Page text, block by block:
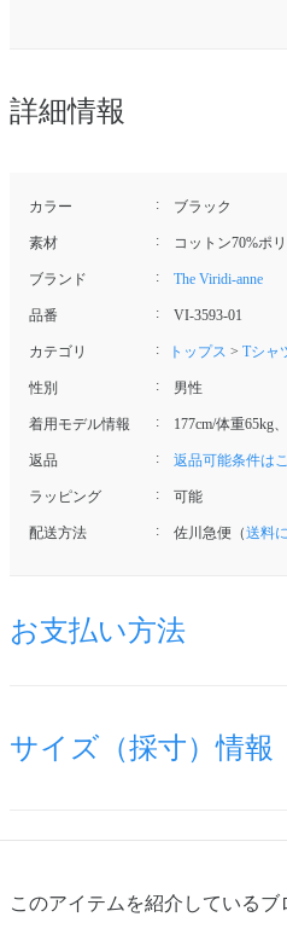
詳細情報
カラー ブラック
素材 コットン70%ポ
ブランド The Viridi-anne
品番 VI-3593-01
カテゴリ トップス > Tシャ
性別 男性
着用モデル情報 177cm/体重65kg
返品 返品可能条件は
ラッピング 可能
配送方法 佐川急便（送料
お支払い方法
サイズ（採寸）情報
このアイテムを紹介しているブ